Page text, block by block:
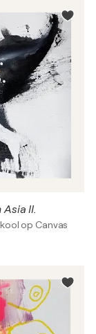
II.
op Canvas